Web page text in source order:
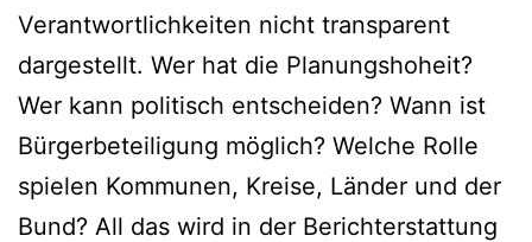
Verantwortlichkeiten nicht transparent
dargestellt. Wer hat die Planungshoheit?
Wer kann politisch entscheiden? Wann ist
Bürgerbeteiligung möglich? Welche Rolle
spielen Kommunen, Kreise, Länder und der
Bund? All das wird in der Berichterstattung